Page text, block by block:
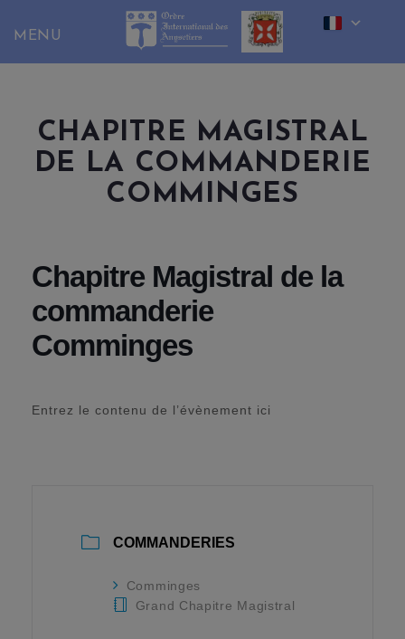
content
CHAPITRE MAGISTRAL
DE LA COMMANDERIE
COMMINGES
Chapitre Magistral de la
commanderie
Comminges
Entrez le contenu de l’évènement ici
COMMANDERIES
Comminges
Grand Chapitre Magistral